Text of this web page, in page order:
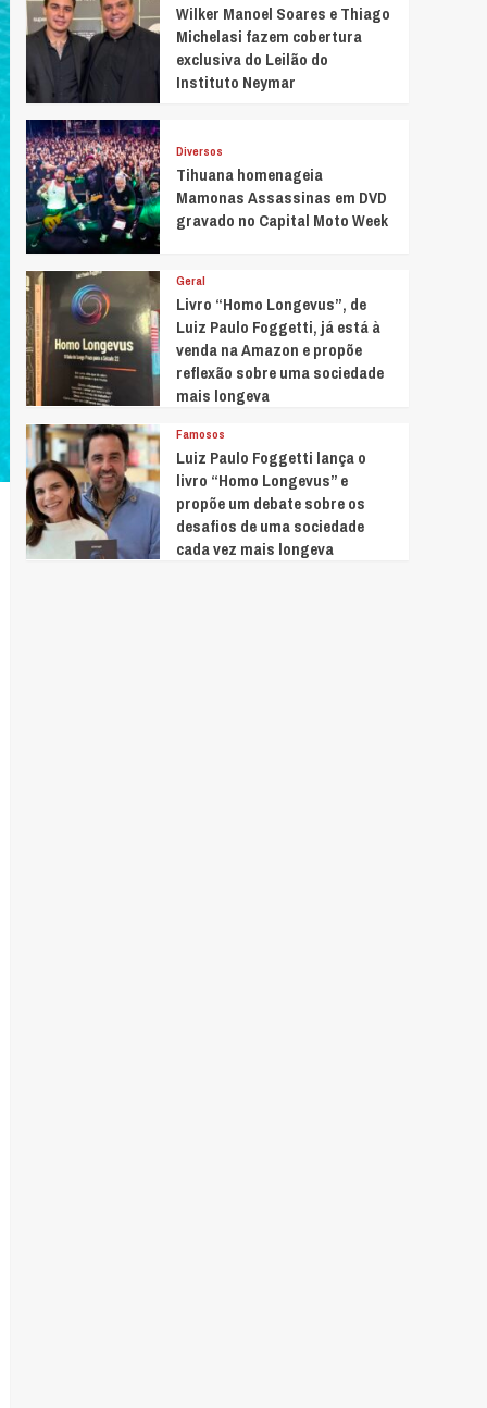
Wilker Manoel Soares e Thiago
Michelasi fazem cobertura
exclusiva do Leilão do
Instituto Neymar
Diversos
Tihuana homenageia
Mamonas Assassinas em DVD
gravado no Capital Moto Week
Geral
Livro “Homo Longevus”, de
Luiz Paulo Foggetti, já está à
venda na Amazon e propõe
reflexão sobre uma sociedade
mais longeva
Famosos
Luiz Paulo Foggetti lança o
livro “Homo Longevus” e
propõe um debate sobre os
desafios de uma sociedade
cada vez mais longeva